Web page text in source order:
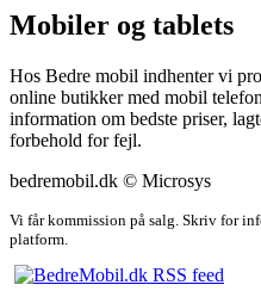
Mobiler og tablets
Hos Bedre mobil indhenter vi
online butikker med mobil
information om bedste priser,
forbehold for fejl.
bedremobil.dk © Microsys
Vi får kommission på salg. Skriv for
platform.